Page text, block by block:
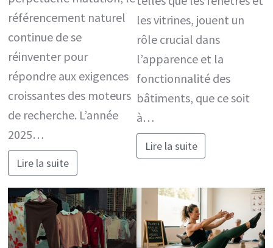
référencement naturel
continue de se
réinventer pour
répondre aux exigences
croissantes des moteurs
de recherche. L’année
2025…
Lire la suite
les vitrines, jouent un
rôle crucial dans
l’apparence et la
fonctionnalité des
bâtiments, que ce soit
à…
Lire la suite